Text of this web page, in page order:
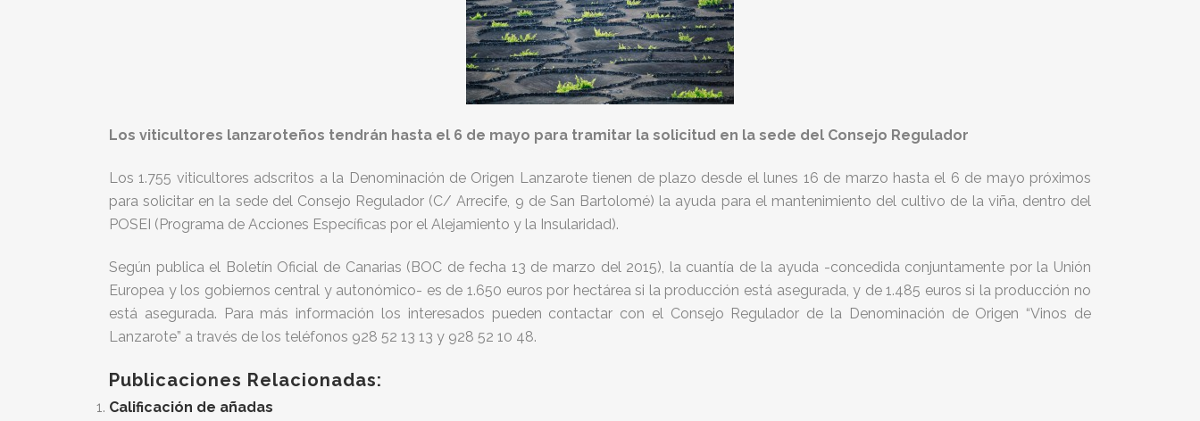
Los viticultores lanzaroteños tendrán hasta el 6 de mayo para tramitar la solicitud en la sede del Consejo Regulador
Los 1.755 viticultores adscritos a la Denominación de Origen Lanzarote tienen de plazo desde el lunes 16 de marzo hasta el 6 de mayo próximos
para solicitar en la sede del Consejo Regulador (C/ Arrecife, 9 de San Bartolomé) la ayuda para el mantenimiento del cultivo de la viña, dentro del
POSEI (Programa de Acciones Específicas por el Alejamiento y la Insularidad).
Según publica el Boletín Oficial de Canarias (BOC de fecha 13 de marzo del 2015), la cuantía de la ayuda -concedida conjuntamente por la Unión
Europea y los gobiernos central y autonómico- es de 1.650 euros por hectárea si la producción está asegurada, y de 1.485 euros si la producción no
está asegurada. Para más información los interesados pueden contactar con el Consejo Regulador de la Denominación de Origen “Vinos de
Lanzarote” a través de los teléfonos 928 52 13 13 y 928 52 10 48.
Publicaciones Relacionadas:
Calificación de añadas